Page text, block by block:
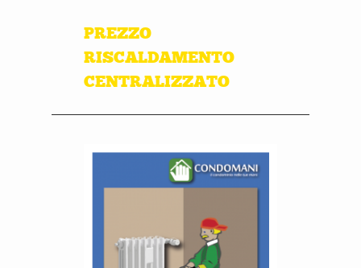
PREZZO
RISCALDAMENTO
CENTRALIZZATO